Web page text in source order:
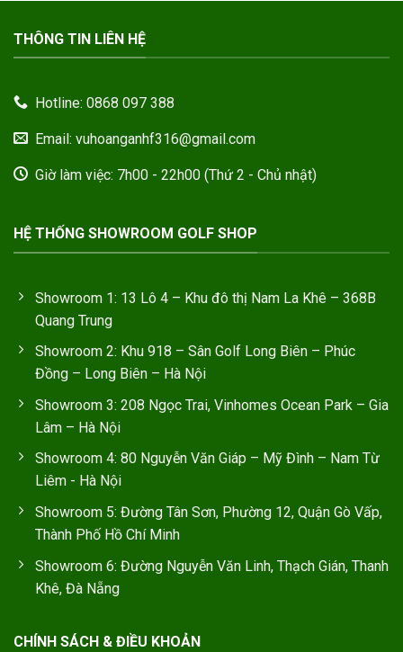
THÔNG TIN LIÊN HỆ
Hotline: 0868 097 388
Email: vuhoanganhf316@gmail.com
Giờ làm việc: 7h00 - 22h00 (Thứ 2 - Chủ nhật)
HỆ THỐNG SHOWROOM GOLF SHOP
Showroom 1: 13 Lô 4 – Khu đô thị Nam La Khê – 368B
Quang Trung
Showroom 2: Khu 918 – Sân Golf Long Biên – Phúc
Đồng – Long Biên – Hà Nội
Showroom 3: 208 Ngọc Trai, Vinhomes Ocean Park – Gia
Lâm – Hà Nội
Showroom 4: 80 Nguyễn Văn Giáp – Mỹ Đình – Nam Từ
Liêm - Hà Nội
Showroom 5: Đường Tân Sơn, Phường 12, Quận Gò Vấp,
Thành Phố Hồ Chí Minh
Showroom 6: Đường Nguyễn Văn Linh, Thạch Gián, Thanh
Khê, Đà Nẵng
CHÍNH SÁCH & ĐIỀU KHOẢN